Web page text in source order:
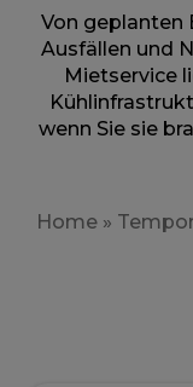
Von geplanten
Ausfällen und
Mietservice
wenn Sie sie
Home »